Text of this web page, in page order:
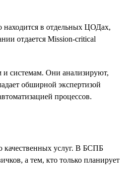
находится в отдельных ЦОДах,
отдается Mission-critical
и системам. Они анализируют,
обширной экспертизой
процессов.
качественных услуг. В БСПБ
а тем, кто только планирует